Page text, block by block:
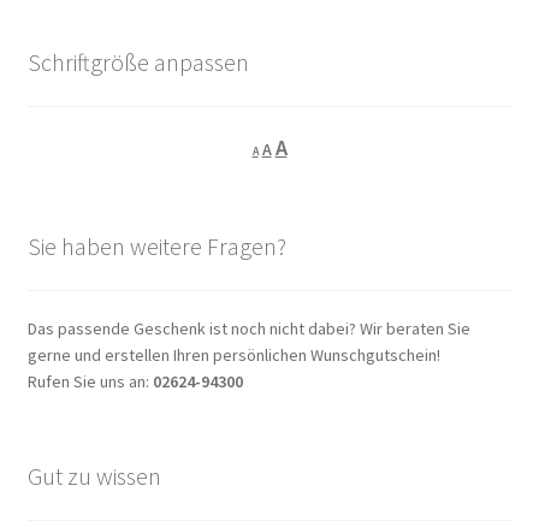
Schriftgröße anpassen
A
Decrease
font
A Reset
AIncrease
Sie haben weitere Fragen?
Das passende Geschenk ist noch nicht dabei? Wir beraten Sie
gerne und erstellen Ihren persönlichen Wunschgutschein!
Rufen Sie uns an: 02624-94300
Gut zu wissen